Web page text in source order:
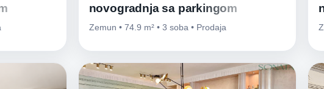
novogradnja sa parkingom
Zemun • 74.9 m² • 3 soba • Prodaja